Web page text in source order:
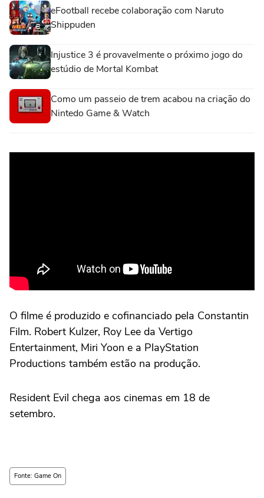
eFootball recebe colaboração com Naruto
Shippuden
Injustice 3 é provavelmente o próximo jogo do
estúdio de Mortal Kombat
Como um passeio de trem acabou na criação do
Nintedo Game & Watch
O filme é produzido e cofinanciado pela Constantin
Film. Robert Kulzer, Roy Lee da Vertigo
Entertainment, Miri Yoon e a PlayStation
Productions também estão na produção.
Resident Evil chega aos cinemas em 18 de
setembro.
Fonte: Game On